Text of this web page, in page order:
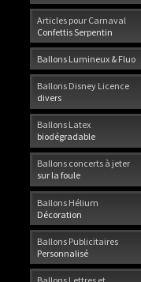
Articles pour Carnaval
Confettis Serpentin
Ballons Lumineux & Fluo
Ballons Disney Licence
divers
Ballons Latex
biodégradable
Ballons concerts à jeter
sur la foule
Ballons Hélium
Décoration
Ballons Publicitaires
Personnalisé